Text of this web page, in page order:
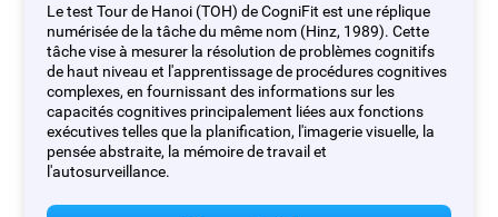
Le test Tour de Hanoi (TOH) de CogniFit est une réplique
numérisée de la tâche du même nom (Hinz, 1989). Cette
tâche vise à mesurer la résolution de problèmes cognitifs
de haut niveau et l'apprentissage de procédures cognitives
complexes, en fournissant des informations sur les
capacités cognitives principalement liées aux fonctions
exécutives telles que la planification, l'imagerie visuelle, la
pensée abstraite, la mémoire de travail et
l'autosurveillance.